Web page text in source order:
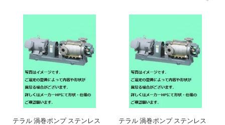
テラル 渦巻ポンプ ステンレス
テラル 渦巻ポンプ ステンレス